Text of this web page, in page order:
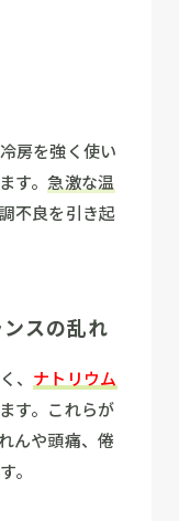
房を強く使い
す。急激な温
不良を引き起
スの乱れ
、 ナトリウム
す。これらが
んや頭痛、倦
。